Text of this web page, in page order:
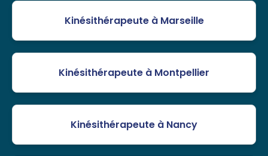
Kinésithérapeute à Marseille
Kinésithérapeute à Montpellier
Kinésithérapeute à Nancy